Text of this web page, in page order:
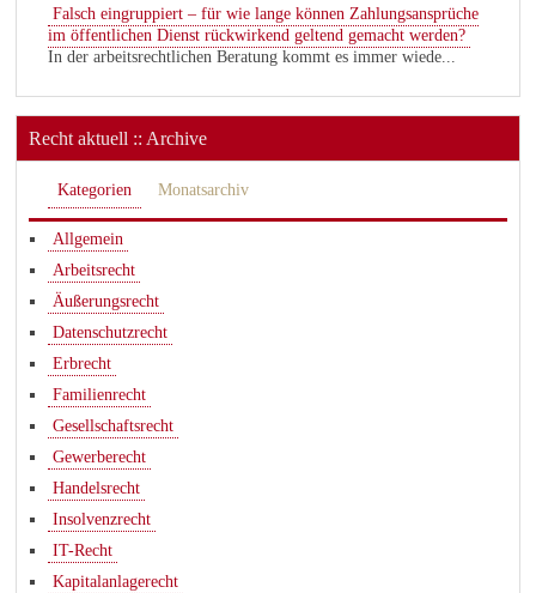
Falsch eingruppiert – für wie lange können Zahlungsansprüche
im öffentlichen Dienst rückwirkend geltend gemacht werden?
In der arbeitsrechtlichen Beratung kommt es immer wiede...
Recht aktuell :: Archive
Kategorien Monatsarchiv
Allgemein
Arbeitsrecht
Äußerungsrecht
Datenschutzrecht
Erbrecht
Familienrecht
Gesellschaftsrecht
Gewerberecht
Handelsrecht
Insolvenzrecht
IT-Recht
Kapitalanlagerecht